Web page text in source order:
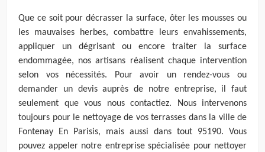
Que ce soit pour décrasser la surface, ôter les mousses ou
les mauvaises herbes, combattre leurs envahissements,
appliquer un dégrisant ou encore traiter la surface
endommagée, nos artisans réalisent chaque intervention
selon vos nécessités. Pour avoir un rendez-vous ou
demander un devis auprès de notre entreprise, il faut
seulement que vous nous contactiez. Nous intervenons
toujours pour le nettoyage de vos terrasses dans la ville de
Fontenay En Parisis, mais aussi dans tout 95190. Vous
pouvez appeler notre entreprise spécialisée pour nettoyer